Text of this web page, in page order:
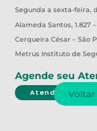
Segunda a sexta-feira,
Alameda Santos, 1.827 –
Cerqueira César – São
Metrus Instituto de
Agende seu
Atendimento